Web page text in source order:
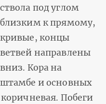
ствола под углом
близким к прямому,
кривые, концы
ветвей направлены
вниз. Кора на
штамбе и основных
Побеги